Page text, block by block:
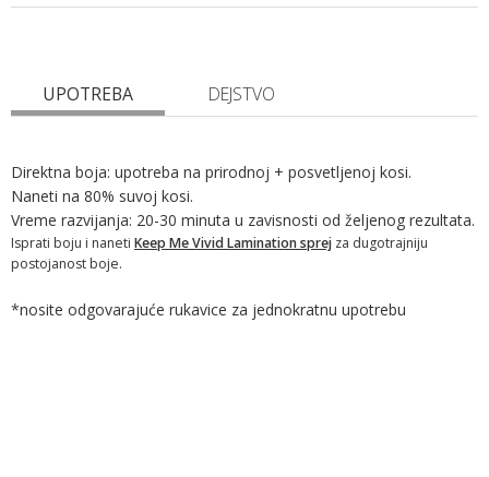
UPOTREBA DEJSTVO
Direktna boja: upotreba na prirodnoj + posvetljenoj kosi.
Naneti na 80% suvoj kosi.
Vreme razvijanja: 20-30 minuta u zavisnosti od željenog rezultata.
Isprati boju i naneti Keep Me Vivid Lamination sprej za dugotrajniju
postojanost boje.
*nosite odgovarajuće rukavice za jednokratnu upotrebu